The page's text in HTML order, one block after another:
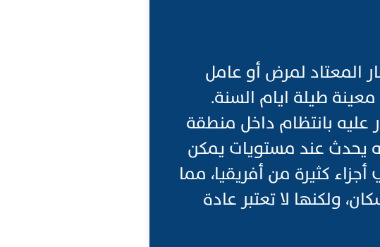
المعتاد لمرض أو عامل
طيلة ايام السنة.
عليه بانتظام داخل منطقة
يحدث عند مستويات يمكن
كثيرة من أفريقيا، مما
ولكنها لا تعتبر عادة